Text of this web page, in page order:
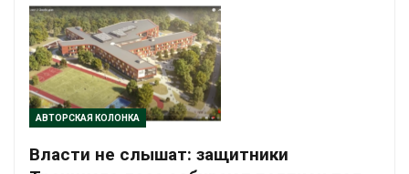
АВТОРСКАЯ КОЛОНКА
Власти не слышат: защитники